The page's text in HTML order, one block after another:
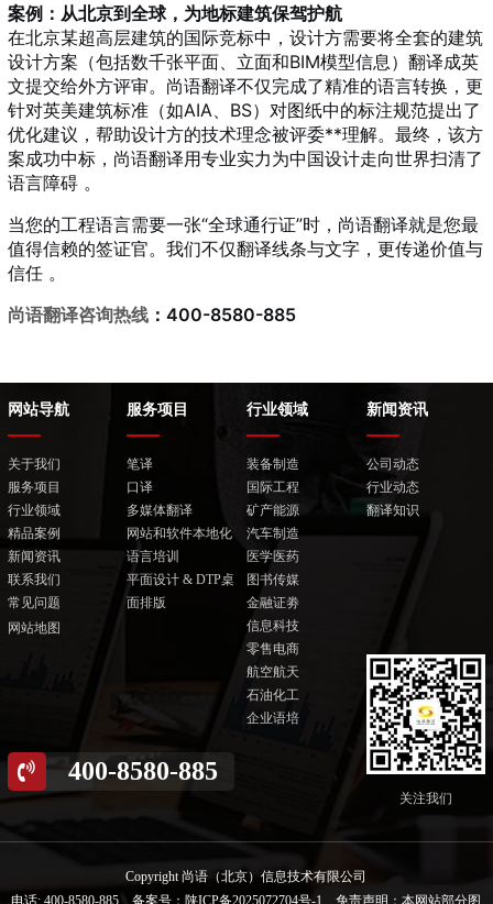
案例：从北京到全球，为地标建筑保驾护航
在北京某超高层建筑的国际竞标中，设计方需要将全套的建筑
设计方案（包括数千张平面、立面和BIM模型信息）翻译成英
文提交给外方评审。尚语翻译不仅完成了精准的语言转换，更
针对英美建筑标准（如AIA、BS）对图纸中的标注规范提出了
优化建议，帮助设计方的技术理念被评委**理解。最终，该方
案成功中标，尚语翻译用专业实力为中国设计走向世界扫清了
语言障碍 。
当您的工程语言需要一张“全球通行证”时，尚语翻译就是您最
值得信赖的签证官。我们不仅翻译线条与文字，更传递价值与
信任 。
尚语翻译咨询热线：400-8580-885
网站导航
关于我们
服务项目
行业领域
精品案例
新闻资讯
联系我们
常见问题
网站地图
服务项目
笔译
口译
多媒体翻译
网站和软件本地化
语言培训
平面设计 & DTP桌
面排版
行业领域
装备制造
国际工程
矿产能源
汽车制造
医学医药
图书传媒
金融证劵
信息科技
零售电商
航空航天
石油化工
企业语培
新闻资讯
公司动态
行业动态
翻译知识
400-8580-885
关注我们
Copyright 尚语（北京）信息技术有限公司
电话: 400-8580-885 备案号：陕ICP备2025072704号-1 免责声明：本网站部分图